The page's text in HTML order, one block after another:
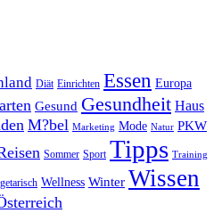
Diät Einrichten Essen Europa
Gesund Gesundheit Haus
M?bel Marketing Mode Natur PKW
Sommer Sport Tipps Training
Wellness Winter Wissen